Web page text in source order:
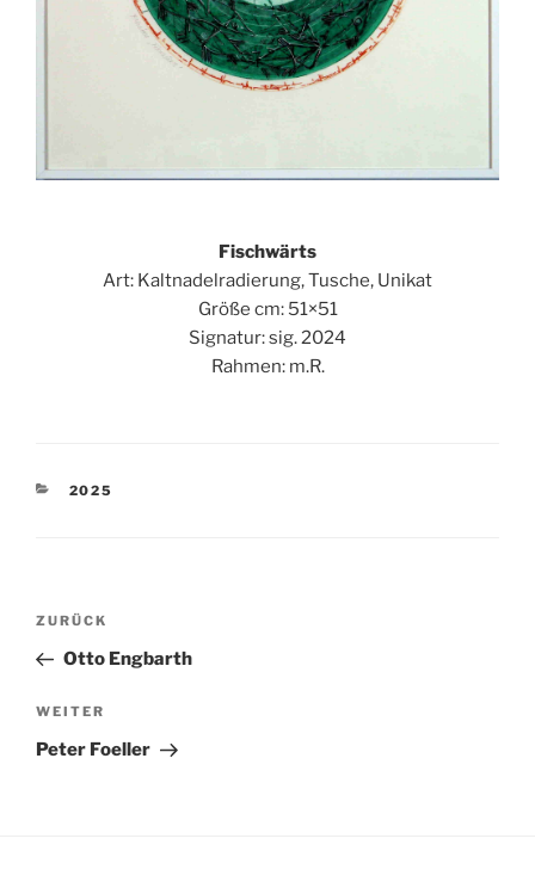
Fischwärts
Art: Kaltnadelradierung, Tusche, Unikat
Größe cm: 51×51
Signatur: sig. 2024
Rahmen: m.R.
KATEGORIEN
2025
Beitragsnavigation
Vorheriger
Beitrag
ZURÜCK
Otto Engbarth
Nächster
Beitrag
WEITER
Peter Foeller